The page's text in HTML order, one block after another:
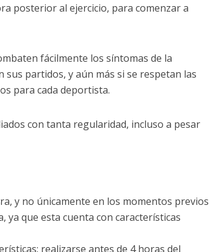
posterior al ejercicio, para comenzar a
fácilmente los síntomas de la
partidos, y aún más si se respetan las
para cada deportista.
con tanta regularidad, incluso a pesar
y no únicamente en los momentos previos
ya que esta cuenta con características
realizarse antes de 4 horas del